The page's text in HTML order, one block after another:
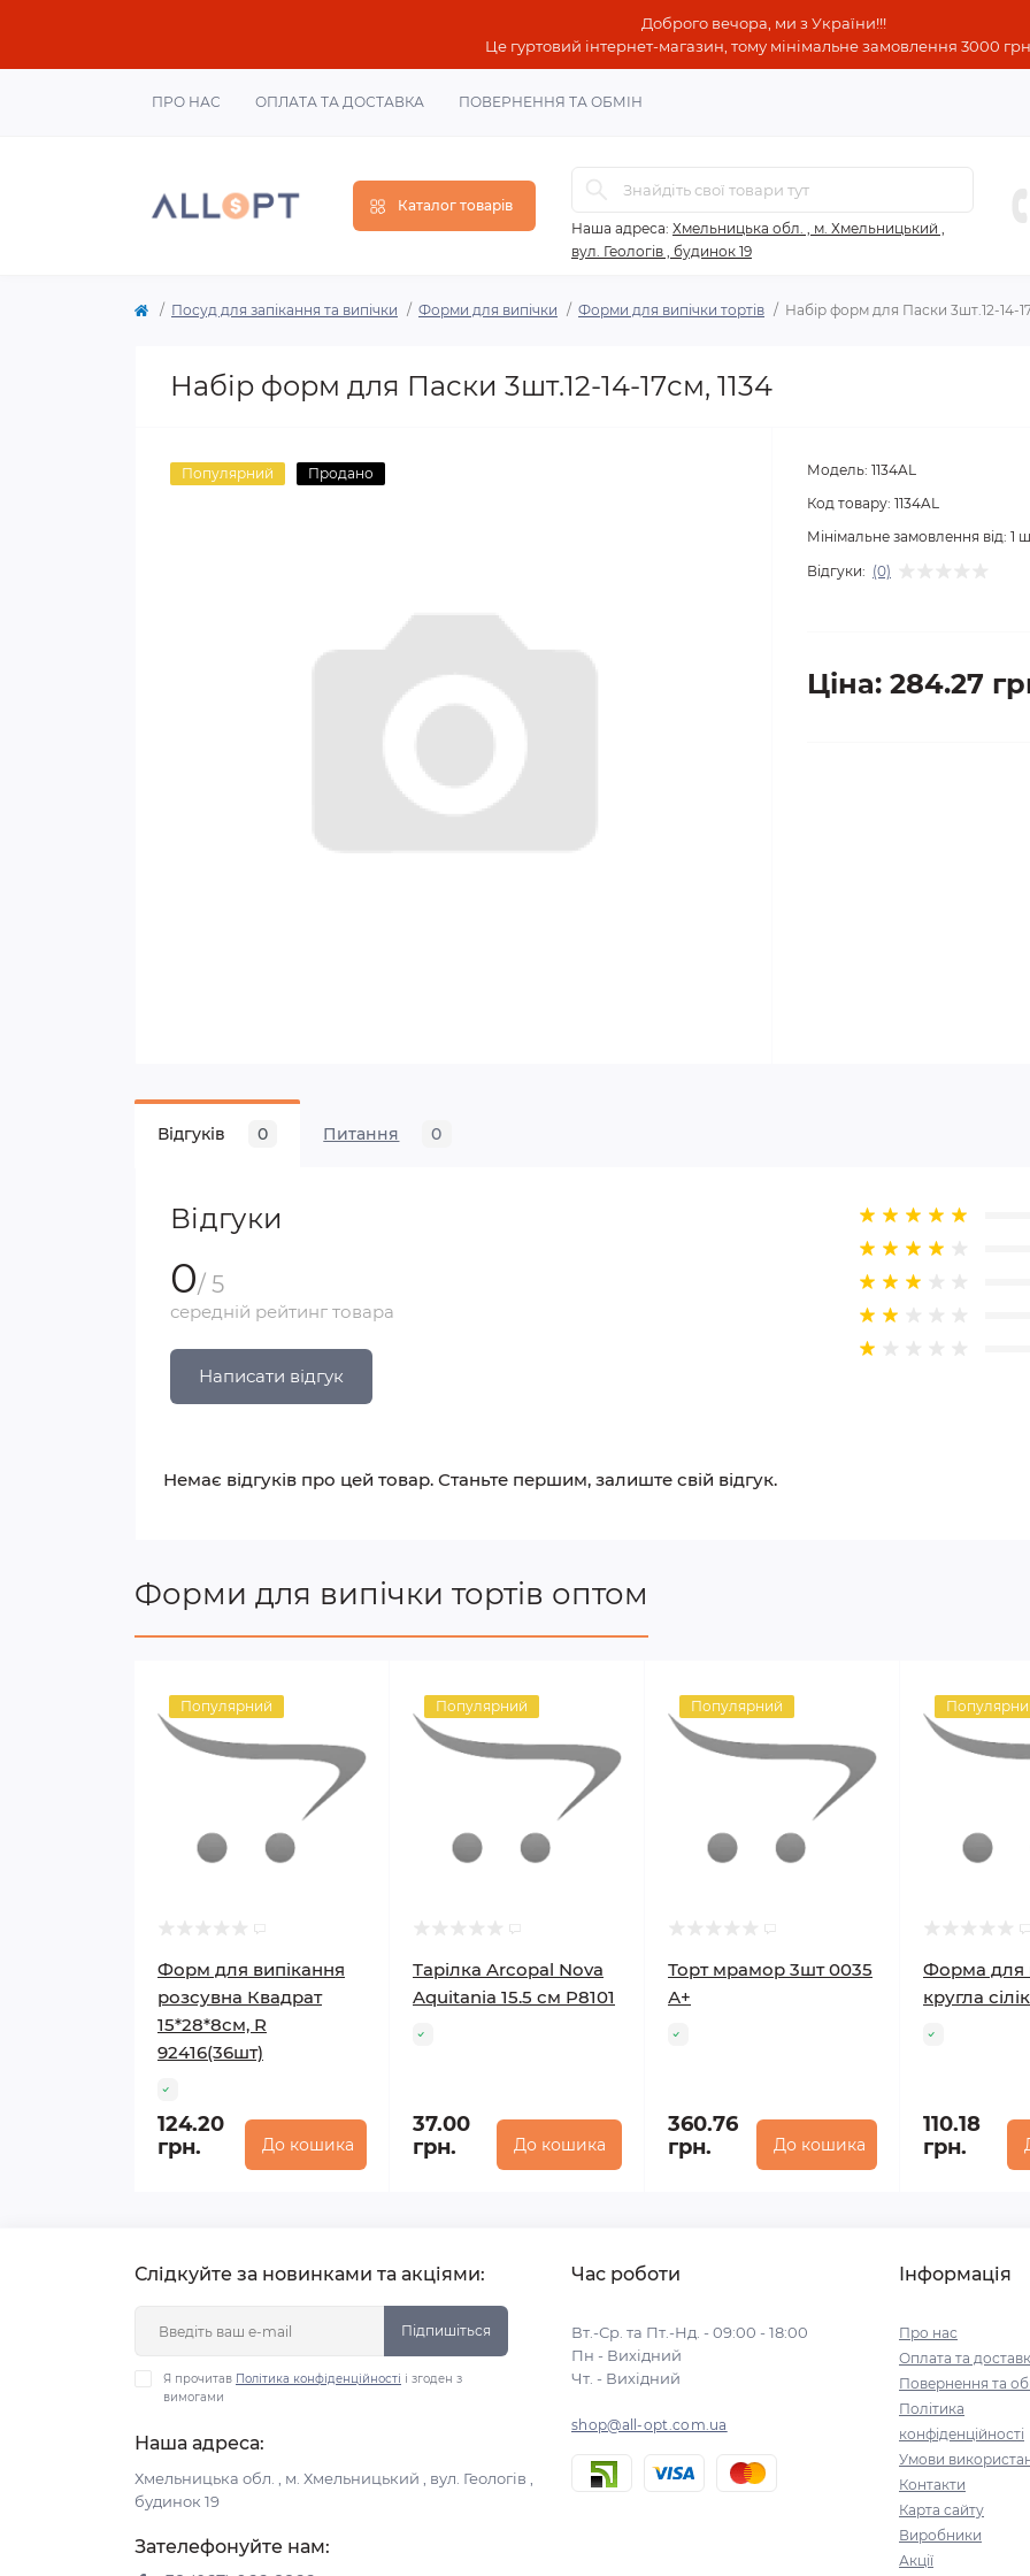
Доброго вечора, ми з України!!!
Це гуртовий інтернет-магазин, тому мінімальне замовлення 3000
ПРО НАС ОПЛАТА ТА ДОСТАВКА ПОВЕРНЕННЯ ТА ОБМІН
Каталог товарів
Наша адреса: Хмельницька обл. , м. Хмельницький ,
вул. Геологів , будинок 19
Посуд для запікання та випічки Форми для випічки Форми для випічки тортів Набір форм для Паски 3шт.12-14-
Набір форм для Паски 3шт.12-14-17см, 1134
Популярний Продано Модель: 1134AL
Код товару: 1134AL
Мінімальне замовлення від: 1
Відгуки: (0)
Ціна: 284.27
Відгуків 0 Питання 0
Відгуки
0/ 5
середній рейтинг товара
Написати відгук
Немає відгуків про цей товар. Станьте першим, залиште свій відгук.
Форми для випічки тортів оптом
Популярний
Форм для випікання
розсувна Квадрат
15*28*8см, R
92416(36шт)
124.20
грн.
До кошика
Популярний
Тарілка Arcopal Nova
Aquitania 15.5 см P8101
37.00
грн.
До кошика
Популярний
Торт мрамор 3шт 0035
А+
360.76
грн.
До кошика
Форма для
кругла
110.18
грн.
Слідкуйте за новинками та акціями:
Підпишіться
Я прочитав Політика конфіденційності і згоден з
вимогами
Наша адреса:
Хмельницька обл. , м. Хмельницький , вул. Геологів ,
будинок 19
Зателефонуйте нам:
Час роботи
Вт.-Ср. та Пт.-Нд. - 09:00 - 18:00
Пн - Вихідний
Чт. - Вихідний
shop@all-opt.com.ua
Інформація
Про нас
Оплата та
Повернення та
Політика
конфіденційності
Умови
Контакти
Карта сайту
Виробники
Акції